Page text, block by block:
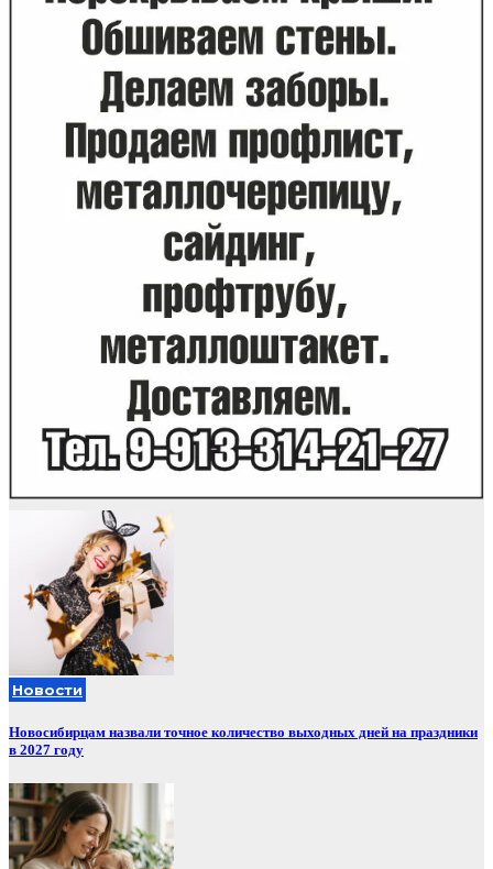
Новости
Новосибирцам назвали точное количество выходных дней на праздники
в 2027 году